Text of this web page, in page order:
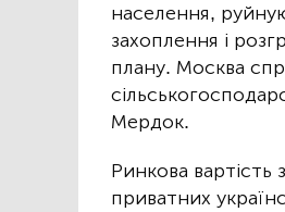
населення,
захоплення і
плану. Москва
Мердок.
Ринкова вартість
приватних